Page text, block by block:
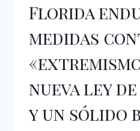
IRANÍ
EN
SU
FRENTE
POLÍTICO.
Florida
medidas
nueva ley
y un sólido